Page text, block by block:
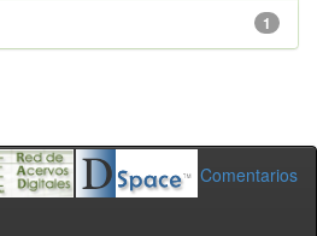
1
Comentarios